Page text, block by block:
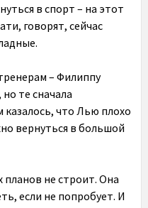
в спорт – на этот
говорят, сейчас
– Филиппу
те сначала
что Лью плохо
вернуться в большой
планов не строит. Она
если не попробует. И